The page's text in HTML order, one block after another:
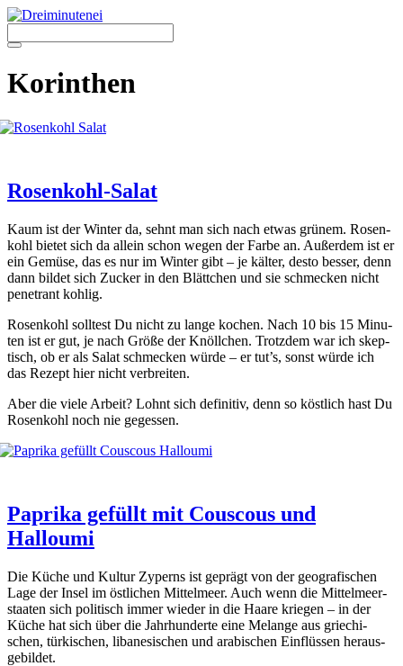
Zum
springen
Menü
Korinthen
Rosenkohl-Salat
Kaum ist der Win­ter da, sehnt man sich nach etwas grü­nem. Rosen­
kohl bie­tet sich da allein schon wegen der Far­be an. Außer­dem ist er
ein Gemü­se, das es nur im Win­ter gibt – je käl­ter, des­to bes­ser, denn
dann bil­det sich Zucker in den Blätt­chen und sie schme­cken nicht
pene­trant koh­lig.
Rosen­kohl soll­test Du nicht zu lan­ge kochen. Nach 10 bis 15 Minu­
ten ist er gut, je nach Grö­ße der Knöll­chen. Trotz­dem war ich skep­
tisch, ob er als Salat schme­cken wür­de – er tut’s, sonst wür­de ich
das Rezept hier nicht ver­brei­ten.
Aber die vie­le Arbeit? Lohnt sich defi­ni­tiv, denn so köst­lich hast Du
Rosen­kohl noch nie geges­sen.
Paprika gefüllt mit Couscous und
Halloumi
Die Küche und Kul­tur Zyperns ist geprägt von der geo­gra­fi­schen
Lage der Insel im öst­li­chen Mit­tel­meer. Auch wenn die Mit­tel­meer­
staa­ten sich poli­tisch immer wie­der in die Haa­re krie­gen – in der
Küche hat sich über die Jahr­hun­der­te eine Melan­ge aus grie­chi­
schen, tür­ki­schen, liba­ne­si­schen und ara­bi­schen Ein­flüs­sen her­aus­
ge­bil­det.